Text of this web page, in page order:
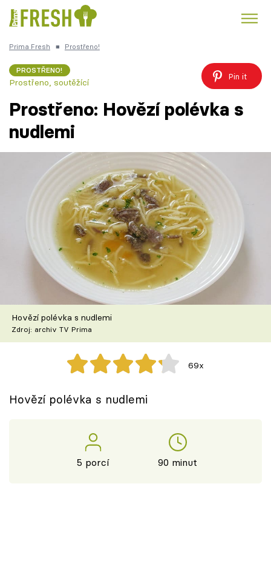
Česká kuchyně
Témata
Recepty
TV Program
Škola vaření
Recepty z TV
Speciál: Cuketa
Těhotnej kuchař
Sledujte prima+
Prima Fresh ■ Prostřeno!
PROSTŘENO!
Prostřeno, soutěžící
Pin it
Prostřeno: Hovězí polévka s
nudlemi
Hovězí polévka s nudlemi
Zdroj: archiv TV Prima
69x
Hovězí polévka s nudlemi
5 porcí 90 minut